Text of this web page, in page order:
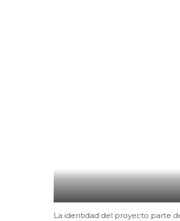
La identidad del proyecto parte